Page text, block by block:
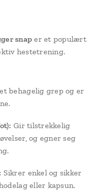
snap er et populært
hestetrening.
behagelig grep og er
Gir tilstrekkelig
og egner seg
Sikrer enkel og sikker
eller kapsun.